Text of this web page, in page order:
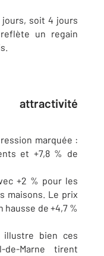
jours, soit 4 jours
un regain
marquée :
et +7,8 % de
+2 % pour les
maisons. Le prix
hausse de +4,7 %
illustre bien ces
Marne tirent